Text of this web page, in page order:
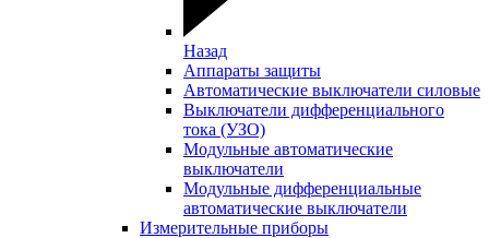
Назад
Аппараты защиты
Автоматические выключатели силовые
Выключатели дифференциального
тока (УЗО)
Модульные автоматические
выключатели
Модульные дифференциальные
автоматические выключатели
Измерительные приборы